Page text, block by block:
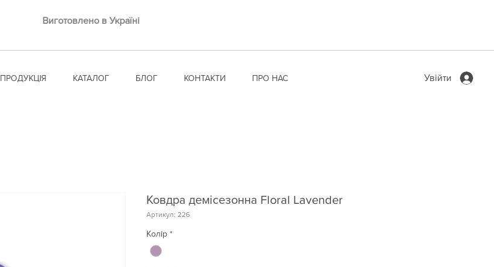
Виготовлено в Україні
ПРОДУКЦІЯ КАТАЛОГ БЛОГ КОНТАКТИ ПРО НАС Увійти
Ковдра демісезонна Floral Lavender
Артикул: 226
Колір *